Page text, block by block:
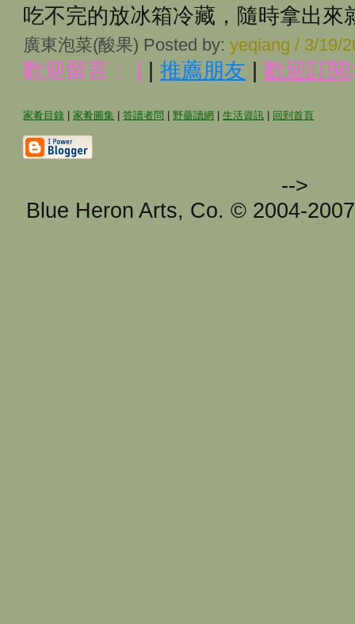
吃不完的放冰箱冷藏，隨時拿出來
廣東泡菜(酸果) Posted by:yeqiang / 3/19/
歡迎留言﹕ | |推薦朋友 |歡迎訂閱
家肴目錄 |家肴圖集 |答讀者問 野薔讀網 |生活資訊 回到首頁
-->
Blue Heron Arts, Co. © 2004-